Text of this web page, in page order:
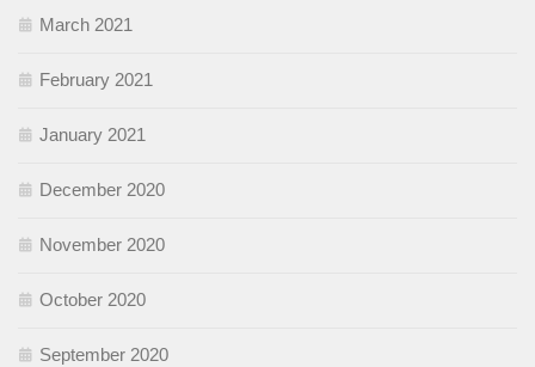
March 2021
February 2021
January 2021
December 2020
November 2020
October 2020
September 2020